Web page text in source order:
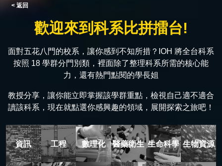
< 返回
歡迎來到科系比拼擂台!
面對五花八門的校系，讓你感到不知所措？IOH 將全台科系
按照 18 學群分門別類，裡面除了整理科系所需的核心能
力，還有熱門點閱的學長姐
教授分享，讓你能立即掌握該學群重點，檢視自己適不適合
讀該科系，現在就點選你感興趣的領域，展開探索之旅吧！
資訊 工程 數理化 醫藥衛生 生命科學 生物資源